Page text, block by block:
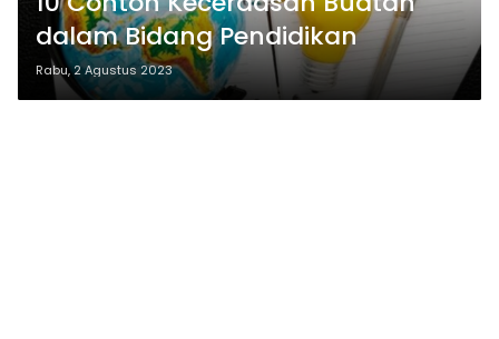
dalam Bidang Pendidikan
Rabu, 2 Agustus 2023